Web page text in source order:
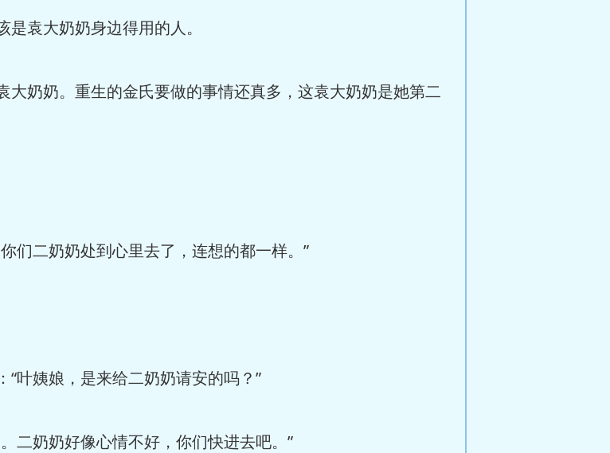
袁大奶奶身边得用的人。
大奶奶。重生的金氏要做的事情还真多，这袁大奶奶是她第二
们二奶奶处到心里去了，连想的都一样。”
叶姨娘，是来给二奶奶请安的吗？”
二奶奶好像心情不好，你们快进去吧。”